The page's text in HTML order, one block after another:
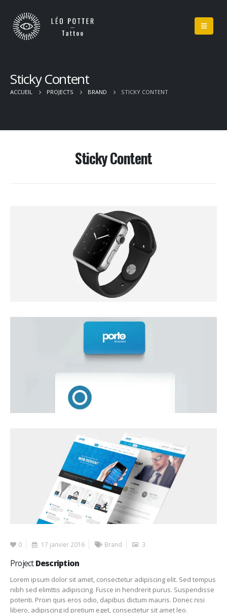
Sticky Content
ACCUEIL PROJECTS BRAND STICKY CONTENT
Sticky Content
0 17 janvier 2016 Brand 3
ProjectDescription
Lorem ipsum dolor sit amet, consectetur adipiscing elit. Sed tempus
nibh sed elimttis adipiscing. Fusce in hendrerit purus. Suspendisse
potenti. Proin quis eros odio, dapibus dictum mauris. Donec nisi
libero, adipiscing id pretium eget, consectetur sit amet leo.